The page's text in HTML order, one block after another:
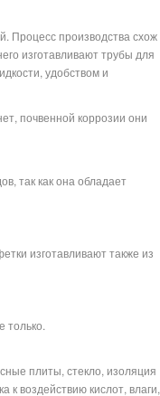
Процесс производства схож
изготавливают трубы для
удобством и
почвенной коррозии они
так как она обладает
изготавливают также из
только.
плиты, стекло, изоляция
воздействию кислот, влаги,